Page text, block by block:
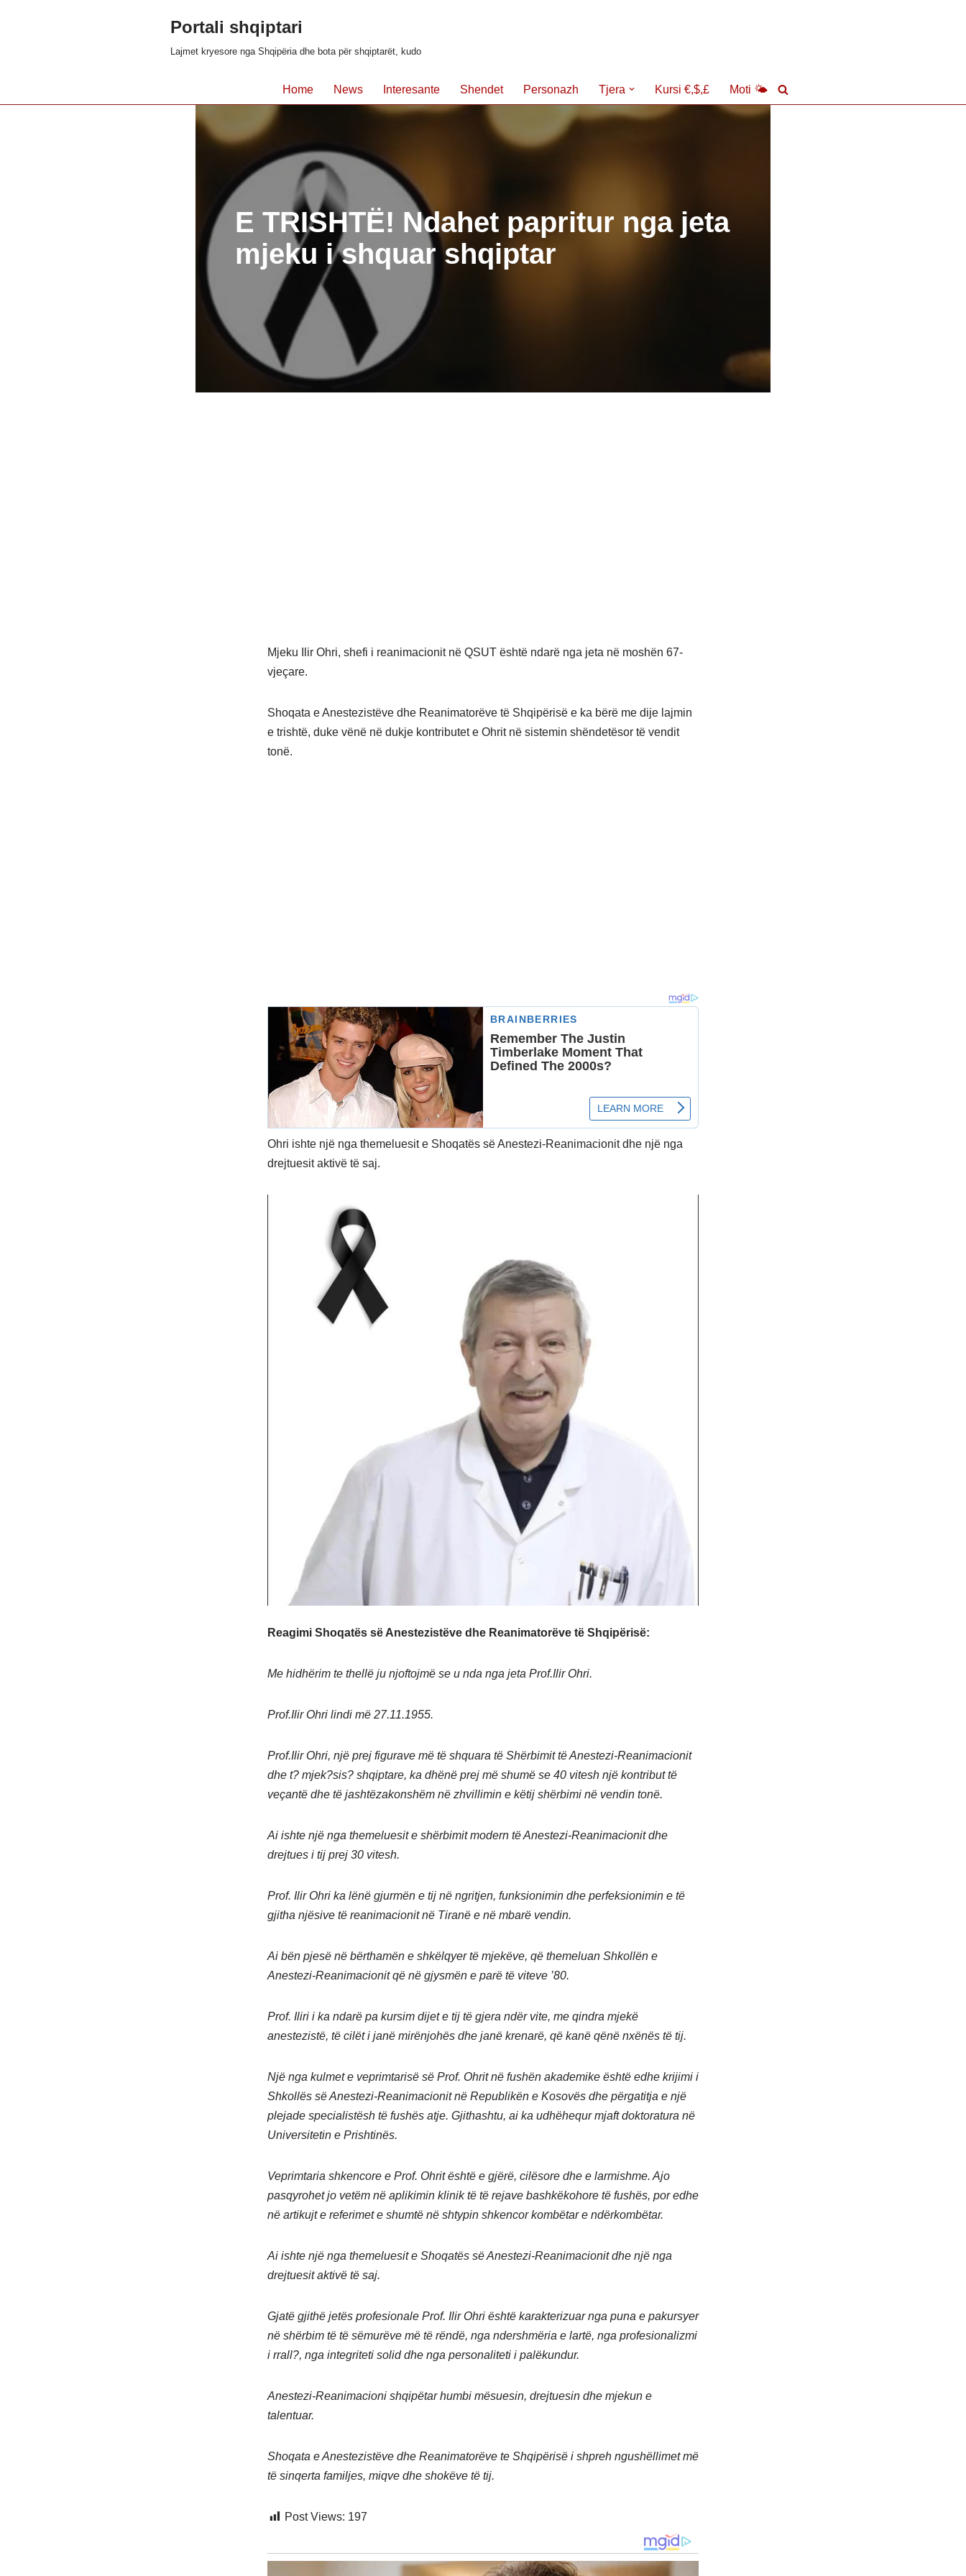
Portali shqiptari
Lajmet kryesore nga Shqipëria dhe bota për shqiptarët, kudo
Home News Interesante Shendet Personazh Tjera Kursi €,$,£ Moti 🌤
E TRISHTË! Ndahet papritur nga jeta
mjeku i shquar shqiptar
Mjeku Ilir Ohri, shefi i reanimacionit në QSUT është ndarë nga jeta në moshën 67-
vjeçare.
Shoqata e Anestezistëve dhe Reanimatorëve të Shqipërisë e ka bërë me dije lajmin
e trishtë, duke vënë në dukje kontributet e Ohrit në sistemin shëndetësor të vendit
tonë.
Ohri ishte një nga themeluesit e Shoqatës së Anestezi-Reanimacionit dhe një nga
drejtuesit aktivë të saj.
Reagimi Shoqatës së Anestezistëve dhe Reanimatorëve të Shqipërisë:
Me hidhërim te thellë ju njoftojmë se u nda nga jeta Prof.Ilir Ohri.
Prof.Ilir Ohri lindi më 27.11.1955.
Prof.Ilir Ohri, një prej figurave më të shquara të Shërbimit të Anestezi-Reanimacionit
dhe t? mjek?sis? shqiptare, ka dhënë prej më shumë se 40 vitesh një kontribut të
veçantë dhe të jashtëzakonshëm në zhvillimin e këtij shërbimi në vendin tonë.
Ai ishte një nga themeluesit e shërbimit modern të Anestezi-Reanimacionit dhe
drejtues i tij prej 30 vitesh.
Prof. Ilir Ohri ka lënë gjurmën e tij në ngritjen, funksionimin dhe perfeksionimin e të
gjitha njësive të reanimacionit në Tiranë e në mbarë vendin.
Ai bën pjesë në bërthamën e shkëlqyer të mjekëve, që themeluan Shkollën e
Anestezi-Reanimacionit që në gjysmën e parë të viteve ’80.
Prof. Iliri i ka ndarë pa kursim dijet e tij të gjera ndër vite, me qindra mjekë
anestezistë, të cilët i janë mirënjohës dhe janë krenarë, që kanë qënë nxënës të tij.
Një nga kulmet e veprimtarisë së Prof. Ohrit në fushën akademike është edhe krijimi i
Shkollës së Anestezi-Reanimacionit në Republikën e Kosovës dhe përgatitja e një
plejade specialistësh të fushës atje. Gjithashtu, ai ka udhëhequr mjaft doktoratura në
Universitetin e Prishtinës.
Veprimtaria shkencore e Prof. Ohrit është e gjërë, cilësore dhe e larmishme. Ajo
pasqyrohet jo vetëm në aplikimin klinik të të rejave bashkëkohore të fushës, por edhe
në artikujt e referimet e shumtë në shtypin shkencor kombëtar e ndërkombëtar.
Ai ishte një nga themeluesit e Shoqatës së Anestezi-Reanimacionit dhe një nga
drejtuesit aktivë të saj.
Gjatë gjithë jetës profesionale Prof. Ilir Ohri është karakterizuar nga puna e pakursyer
në shërbim të të sëmurëve më të rëndë, nga ndershmëria e lartë, nga profesionalizmi
i rrall?, nga integriteti solid dhe nga personaliteti i palëkundur.
Anestezi-Reanimacioni shqipëtar humbi mësuesin, drejtuesin dhe mjekun e
talentuar.
Shoqata e Anestezistëve dhe Reanimatorëve te Shqipërisë i shpreh ngushëllimet më
të sinqerta familjes, miqve dhe shokëve të tij.
Post Views: 197